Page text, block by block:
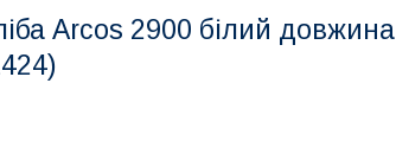
Arcos 2900 білий довжина